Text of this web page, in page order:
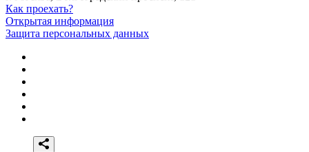
Как проехать?
Открытая информация
Защита персональных данных